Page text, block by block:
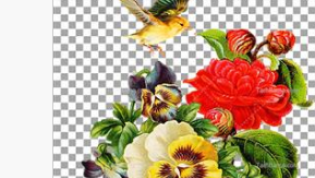
گلبرگ بدون پس زمینه تومان
90,000
184